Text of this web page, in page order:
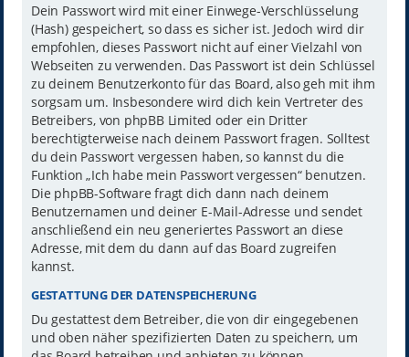
Dein Passwort wird mit einer Einwege-Verschlüsselung
(Hash) gespeichert, so dass es sicher ist. Jedoch wird dir
empfohlen, dieses Passwort nicht auf einer Vielzahl von
Webseiten zu verwenden. Das Passwort ist dein Schlüssel
zu deinem Benutzerkonto für das Board, also geh mit ihm
sorgsam um. Insbesondere wird dich kein Vertreter des
Betreibers, von phpBB Limited oder ein Dritter
berechtigterweise nach deinem Passwort fragen. Solltest
du dein Passwort vergessen haben, so kannst du die
Funktion „Ich habe mein Passwort vergessen“ benutzen.
Die phpBB-Software fragt dich dann nach deinem
Benutzernamen und deiner E-Mail-Adresse und sendet
anschließend ein neu generiertes Passwort an diese
Adresse, mit dem du dann auf das Board zugreifen
kannst.
GESTATTUNG DER DATENSPEICHERUNG
Du gestattest dem Betreiber, die von dir eingegebenen
und oben näher spezifizierten Daten zu speichern, um